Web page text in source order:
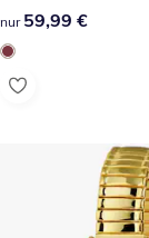
59,99 €
nur 59,99 €